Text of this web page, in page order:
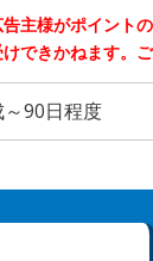
主様がポイント
できかねます。ご
90日程度